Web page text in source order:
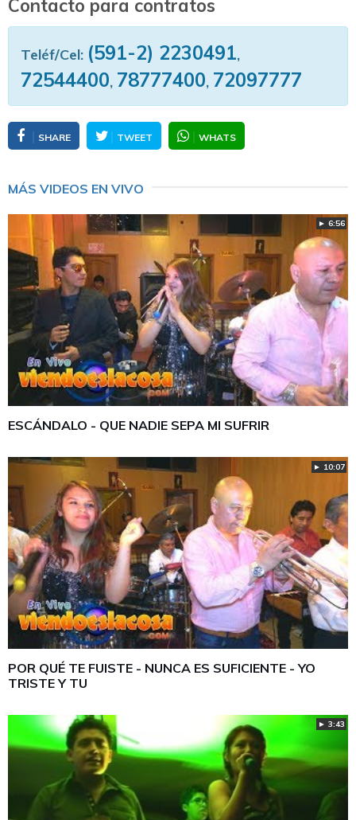
Contacto para contratos
Teléf/Cel: (591-2) 2230491,
72544400, 78777400, 72097777
SHARE TWEET WHATS
MÁS VIDEOS EN VIVO
► 6:56
ESCÁNDALO - QUE NADIE SEPA MI SUFRIR
► 10:07
POR QUÉ TE FUISTE - NUNCA ES SUFICIENTE - YO
TRISTE Y TU
► 3:43